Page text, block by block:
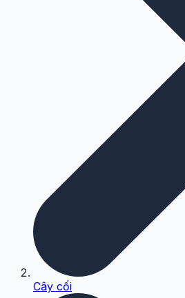
Cây cối